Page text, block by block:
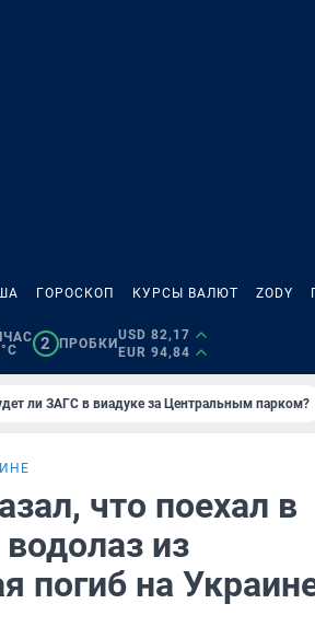
ГОРОСКОП КУРСЫ ВАЛЮТ ZODY
2 ПРОБКИ
USD 82,17
EUR 94,84
ли ЗАГС в виадуке за Центральным парком?
что поехал в
из
погиб на